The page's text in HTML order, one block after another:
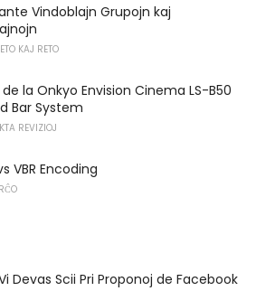
Vindoblajn Grupojn kaj
KAJ RETO
la Onkyo Envision Cinema LS-B50
Bar System
REVIZIOJ
VBR Encoding
Devas Scii Pri Proponoj de Facebook